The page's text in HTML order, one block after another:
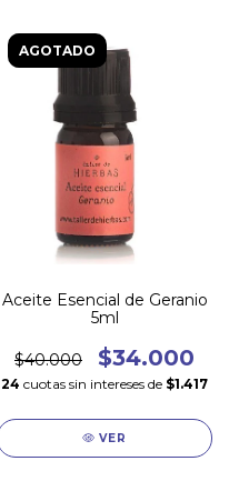
AGOTADO
Aceite Esencial de Geranio
5ml
$40.000 $34.000
24 cuotas sin intereses de $1.417
VER